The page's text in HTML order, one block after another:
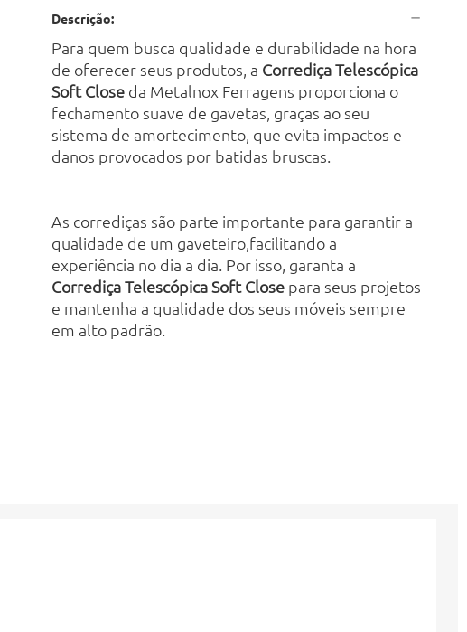
Descrição:
Para quem busca qualidade e durabilidade na hora
de oferecer seus produtos, a Corrediça Telescópica
Soft Close da Metalnox Ferragens proporciona o
fechamento suave de gavetas, graças ao seu
sistema de amortecimento, que evita impactos e
danos provocados por batidas bruscas.
As corrediças são parte importante para garantir a
qualidade de um gaveteiro,facilitando a
experiência no dia a dia. Por isso, garanta a
Corrediça Telescópica Soft Close para seus projetos
e mantenha a qualidade dos seus móveis sempre
em alto padrão.